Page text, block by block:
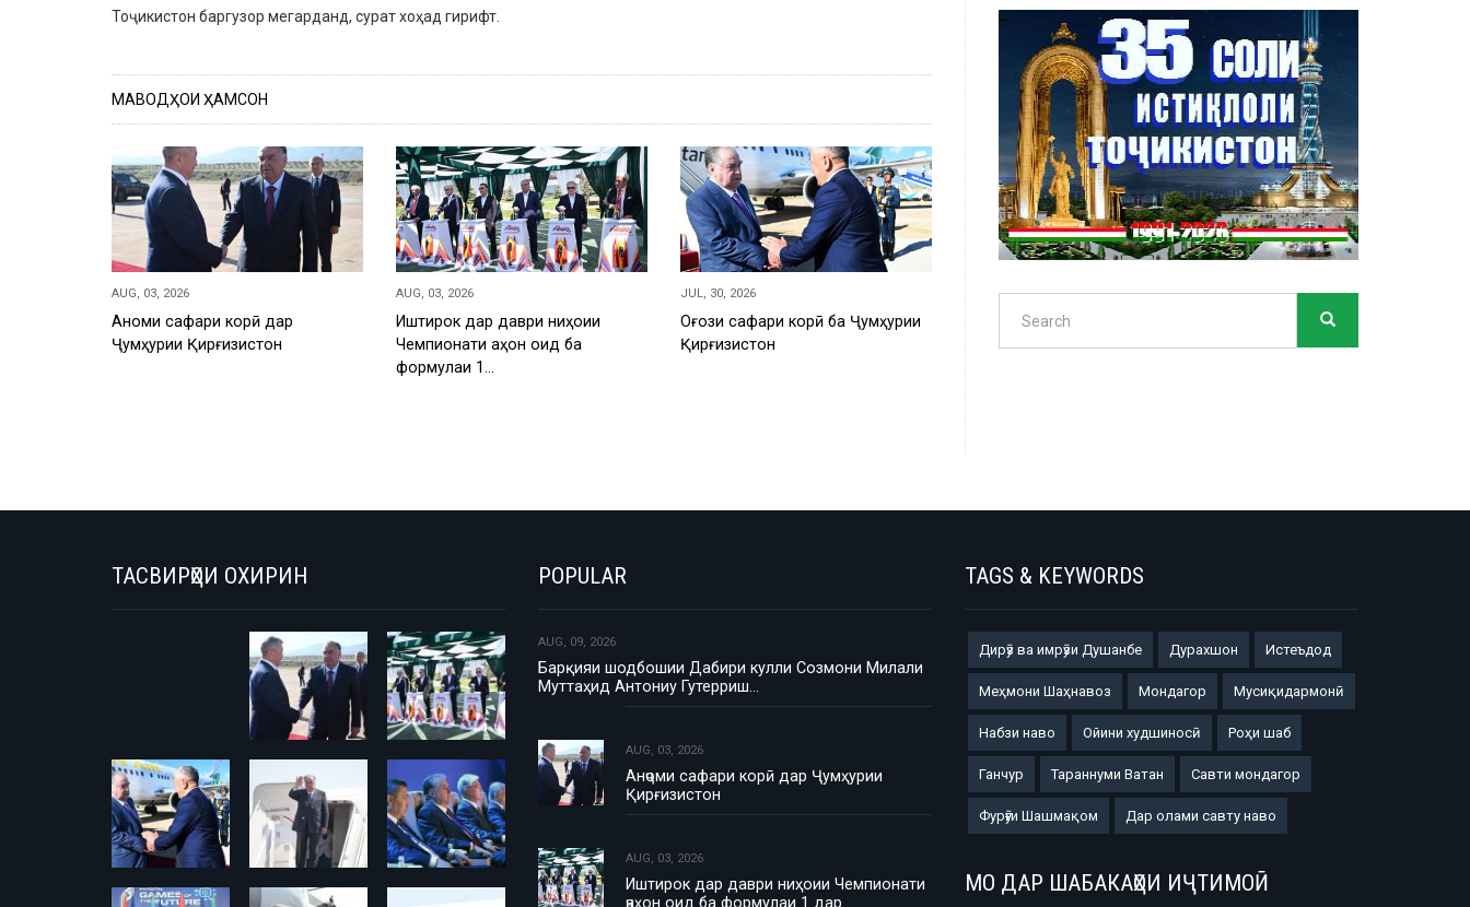
Тоҷикистон баргузор мегарданд, сурат хоҳад гирифт.
МАВОДҲОИ ҲАМСОН
AUG, 03, 2026
Анҷоми сафари корӣ дар
Ҷумҳурии Қирғизистон
AUG, 03, 2026
Иштирок дар даври ниҳоии
Чемпионати ҷаҳон оид ба
формулаи 1…
JUL, 30, 2026
Оғози сафари корӣ ба Ҷумҳурии
Қирғизистон
Search SEARCH
ТАСВИРҲОИ ОХИРИН POPULAR
AUG, 09, 2026
Барқияи шодбошии Дабири кулли Созмони Милали
Муттаҳид Антониу Гутерриш…
AUG, 03, 2026
Анҷоми сафари корӣ дар Ҷумҳурии
Қирғизистон
AUG, 03, 2026
Иштирок дар даври ниҳоии Чемпионати
ҷаҳон оид ба формулаи 1 дар…
TAGS & KEYWORDS
Дирӯз ва имрӯзи Душанбе Дурахшон Истеъдод
Меҳмони Шаҳнавоз Мондагор Мусиқидармонӣ
Набзи наво Ойини худшиносӣ Роҳи шаб
Ганчур Тараннуми Ватан Савти мондагор
Фурӯғи Шашмақом Дар олами савту наво
МО ДАР ШАБАКАҲОИ ИҶТИМОӢ